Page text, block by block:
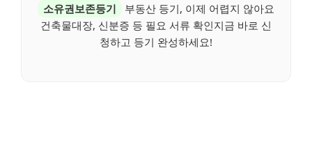
소유권보존등기
부동산 등기, 이제 어렵지 않아요
건축물대장, 신분증 등 필요 서류 확인지금 바로 신
청하고 등기 완성하세요!